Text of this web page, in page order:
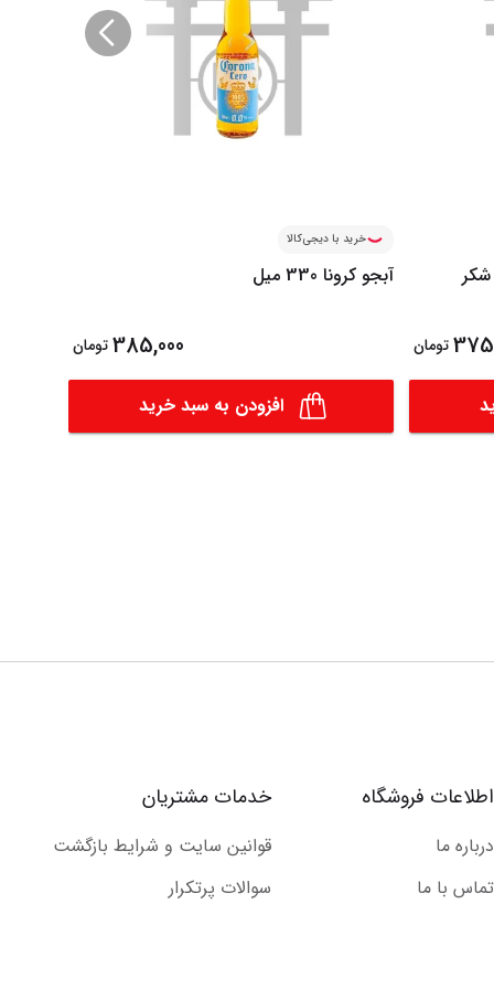
شکر
تومان
خرید با دیجی‌کالا
آبجو کرونا 330 میل
385,000تومان
افزودن به سبد خرید
اطلاعات فروشگاه
درباره ما
تماس با ما
خدمات مشتریان
قوانین سایت و شرایط بازگشت
سوالات پرتکرار